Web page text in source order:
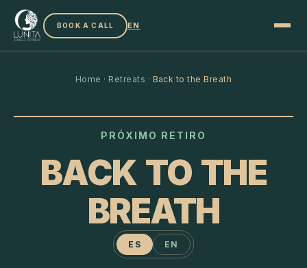
BOOK A CALL EN
Home · Retreats · Back to the Breath
PRÓXIMO RETIRO
BACK TO THE
BREATH
ES EN